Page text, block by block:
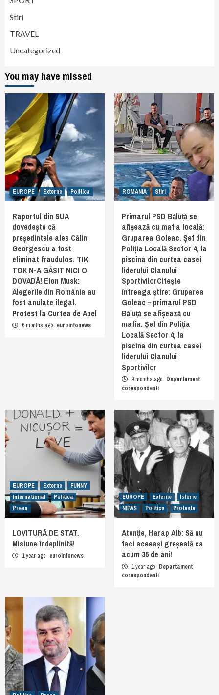
Stiri
TRAVEL
Uncategorized
You may have missed
EUROPE Externe Politica
Raportul din SUA
dovedește că
președintele ales Călin
Georgescu a fost
eliminat fraudulos. TIK
TOK N-A GĂSIT NICI O
DOVADĂ! Elon Musk:
Alegerile din România au
fost anulate ilegal.
Protest la Curtea de Apel
6 months ago euroinfonews
ROMANIA Stiri
Primarul PSD Băluță se
afișează cu mafia locală:
Gruparea Goleac. Șef din
Poliția Locală Sector 4, la
piscina din curtea casei
liderului Clanului
SportivilorCiteşte
întreaga ştire: Gruparea
Goleac – primarul PSD
Băluță se afișează cu
mafia. Șef din Poliția
Locală Sector 4, la
piscina din curtea casei
liderului Clanului
Sportivilor
9 months ago Departament
corespondenti
EUROPE Externe
FUNNY
International
Politica
Presa
LOVITURĂ DE STAT.
Misiune îndeplinită!
1 year ago euroinfonews
EUROPE Externe
Istorie
NEWS
Politica Proteste
Atenție, Harap Alb: Să nu
faci aceeași greșeală ca
acum 35 de ani!
1 year ago Departament
corespondenti